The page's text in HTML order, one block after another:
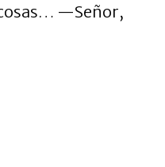
—Señor,